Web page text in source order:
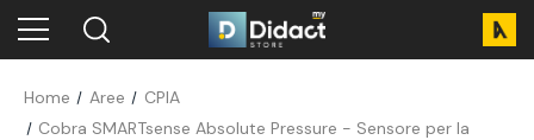
Home Aree
CPIA
Cobra SMARTsense Absolute Pressure - Sensore per la